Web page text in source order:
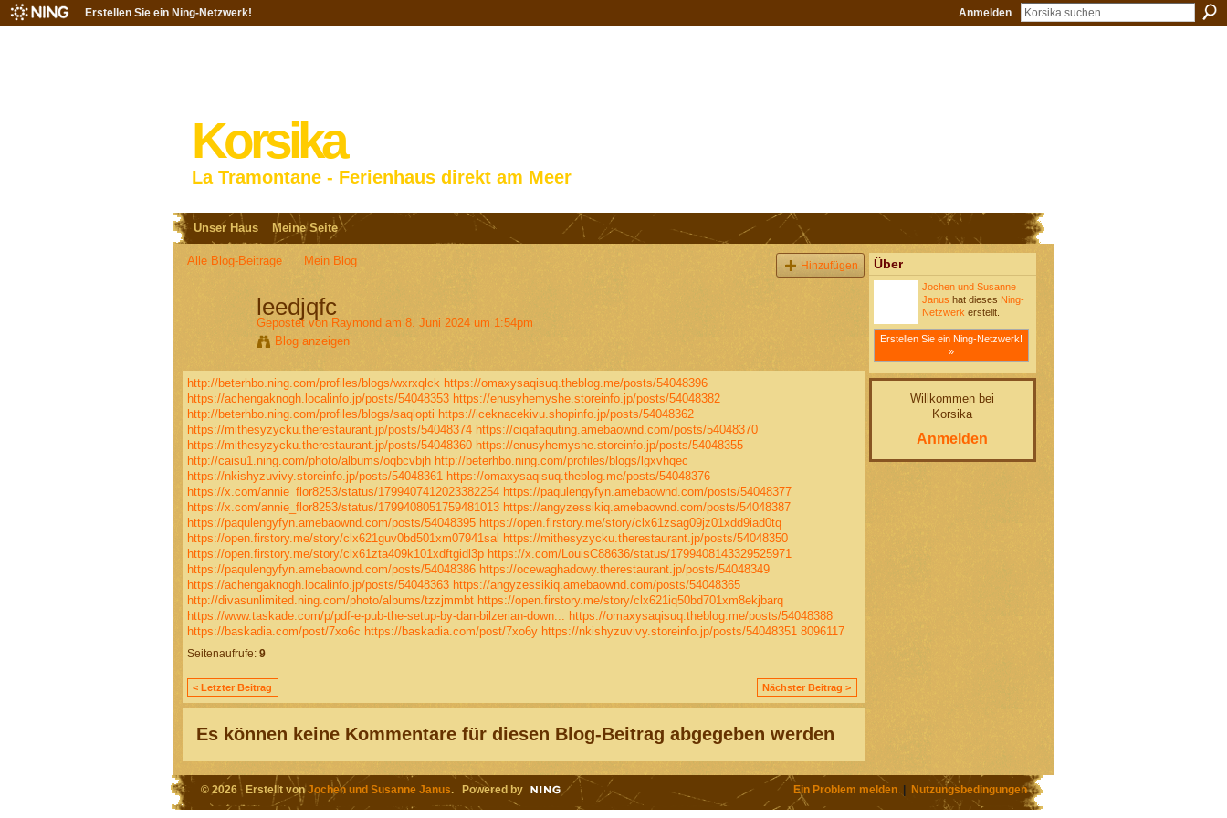
Erstellen Sie ein Ning-Netzwerk! Anmelden
Korsika
La Tramontane - Ferienhaus direkt am Meer
Unser Haus Meine Seite
Alle Blog-Beiträge Mein Blog Hinzufügen
leedjqfc
Gepostet von Raymond am 8. Juni 2024 um 1:54pm
Blog anzeigen
http://beterhbo.ning.com/profiles/blogs/wxrxqlck https://omaxysaqisuq.theblog.me/posts/54048396
https://achengaknogh.localinfo.jp/posts/54048353 https://enusyhemyshe.storeinfo.jp/posts/54048382
http://beterhbo.ning.com/profiles/blogs/saqlopti https://iceknacekivu.shopinfo.jp/posts/54048362
https://mithesyzycku.therestaurant.jp/posts/54048374 https://ciqafaquting.amebaownd.com/posts/54048370
https://mithesyzycku.therestaurant.jp/posts/54048360 https://enusyhemyshe.storeinfo.jp/posts/54048355
http://caisu1.ning.com/photo/albums/oqbcvbjh http://beterhbo.ning.com/profiles/blogs/lgxvhqec
https://nkishyzuvivy.storeinfo.jp/posts/54048361 https://omaxysaqisuq.theblog.me/posts/54048376
https://x.com/annie_flor8253/status/1799407412023382254 https://paqulengyfyn.amebaownd.com/posts/54048377
https://x.com/annie_flor8253/status/1799408051759481013 https://angyzessikiq.amebaownd.com/posts/54048387
https://paqulengyfyn.amebaownd.com/posts/54048395 https://open.firstory.me/story/clx61zsag09jz01xdd9iad0tq
https://open.firstory.me/story/clx621guv0bd501xm07941sal https://mithesyzycku.therestaurant.jp/posts/54048350
https://open.firstory.me/story/clx61zta409k101xdftgidl3p https://x.com/LouisC88636/status/1799408143329525971
https://paqulengyfyn.amebaownd.com/posts/54048386 https://ocewaghadowy.therestaurant.jp/posts/54048349
https://achengaknogh.localinfo.jp/posts/54048363 https://angyzessikiq.amebaownd.com/posts/54048365
http://divasunlimited.ning.com/photo/albums/tzzjmmbt https://open.firstory.me/story/clx621iq50bd701xm8ekjbarq
https://www.taskade.com/p/pdf-e-pub-the-setup-by-dan-bilzerian-down...
https://omaxysaqisuq.theblog.me/posts/54048388
https://baskadia.com/post/7xo6c https://baskadia.com/post/7xo6y https://nkishyzuvivy.storeinfo.jp/posts/54048351 8096117
Seitenaufrufe: 9
< Letzter Beitrag Nächster Beitrag >
Es können keine Kommentare für diesen Blog-Beitrag abgegeben werden
Über
Jochen und Susanne
Janus hat dieses Ning-
Netzwerk erstellt.
Erstellen Sie ein Ning-Netzwerk!
»
Willkommen bei
Korsika
Anmelden
© 2026 Erstellt vonJochen und Susanne Janus. Powered by Ein Problem melden| Nutzungsbedingungen